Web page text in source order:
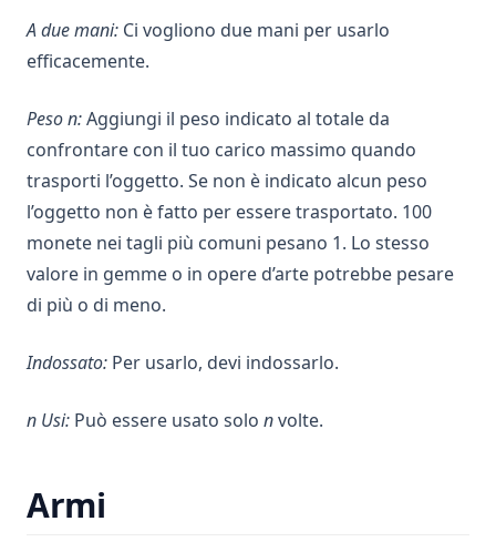
A due mani: Ci vogliono due mani per usarlo
efficacemente.
Peso n:Aggiungi il peso indicato al totale da
confrontare con il tuo carico massimo quando
trasporti l’oggetto. Se non è indicato alcun peso
l’oggetto non è fatto per essere trasportato. 100
monete nei tagli più comuni pesano 1. Lo stesso
valore in gemme o in opere d’arte potrebbe pesare
di più o di meno.
Indossato: Per usarlo, devi indossarlo.
n Usi: Può essere usato solo nvolte.
Armi